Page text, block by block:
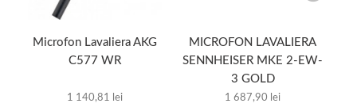
Microfon Lavaliera AKG
C577 WR
1 140,81 lei
MICROFON LAVALIERA
SENNHEISER MKE 2-EW-
3 GOLD
1 687,90 lei